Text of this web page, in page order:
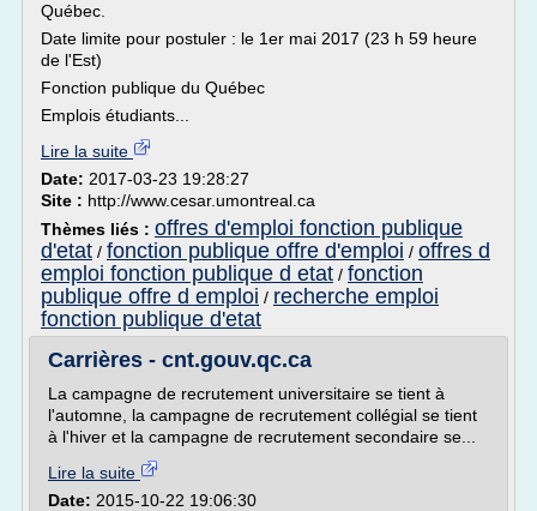
Québec.
Date limite pour postuler : le 1er mai 2017 (23 h 59 heure
de l'Est)
Fonction publique du Québec
Emplois étudiants...
Lire la suite
Date: 2017-03-23 19:28:27
Site : http://www.cesar.umontreal.ca
Thèmes liés : offres d'emploi fonction publique
d'etat / fonction publique offre d'emploi / offres d
emploi fonction publique d etat / fonction
publique offre d emploi / recherche emploi
fonction publique d'etat
Carrières - cnt.gouv.qc.ca
La campagne de recrutement universitaire se tient à
l'automne, la campagne de recrutement collégial se tient
à l'hiver et la campagne de recrutement secondaire se...
Lire la suite
Date: 2015-10-22 19:06:30